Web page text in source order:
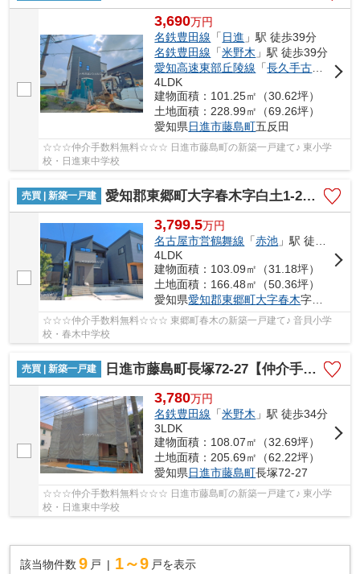
3,690万円
名鉄豊田線 「 日進 」駅 徒歩39分
名鉄豊田線 「米野木 」駅 徒歩39分
愛知高速東部丘陵線 「長久手古戦場
」駅
4LDK
建物面積：101.25㎡（30.62坪）
土地面積：228.99㎡（69.26坪）
愛知県日進市藤島町五反田
☆☆☆仲介手数料無料☆☆☆ 日進市藤島町の新築一戸建て♪ 東小学
校・日進東中学校
売買 | 新築一戸建 愛知郡東郷町大字春木字白土1-2554【仲介手数料無料】新築一戸建て 1号棟
3,799.5万円
名古屋市営鶴舞線 「赤池 」駅 徒歩34分
4LDK
建物面積：103.09㎡（31.18坪）
土地面積：166.48㎡（50.36坪）
愛知県愛知郡東郷町大字春木字白土1-2554
☆☆☆仲介手数料無料☆☆☆ 東郷町春木の新築一戸建て♪ 音貝小学
校・春木中学校
売買 | 新築一戸建 日進市藤島町長塚72-27【仲介手数料無料】新築一戸建て 1号棟
3,780万円
名鉄豊田線 「米野木 」駅 徒歩34分
3LDK
建物面積：108.07㎡（32.69坪）
土地面積：205.69㎡（62.22坪）
愛知県日進市藤島町長塚72-27
☆☆☆仲介手数料無料☆☆☆ 日進市藤島町の新築一戸建て♪ 東小学
校・日進東中学校
該当物件数 9 戸 1～9 戸を表示